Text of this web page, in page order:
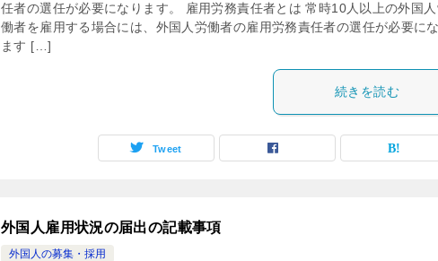
任者の選任が必要になります。 雇用労務責任者とは 常時10人以上の外国
働者を雇用する場合には、外国人労働者の雇用労務責任者の選任が必要に
ます […]
続きを読む
Tweet
外国人雇用状況の届出の記載事項
外国人の募集・採用